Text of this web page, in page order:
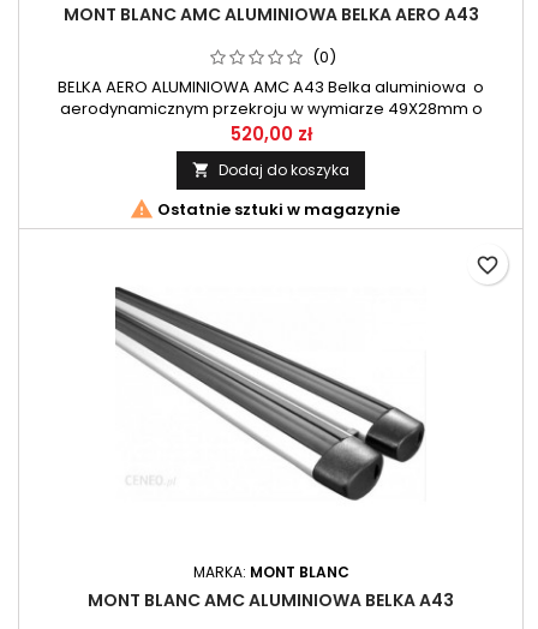
MONT BLANC AMC ALUMINIOWA BELKA AERO A43
(0)
BELKA AERO ALUMINIOWA AMC A43 Belka aluminiowa o
aerodynamicznym przekroju w wymiarze 49X28mm o
długości 109cm. Zestaw belek przeznaczony do systemu AMC
firmy Mont Blanc.
520,00 zł
 Dodaj do koszyka
 Ostatnie sztuki w magazynie
MARKA: MONT BLANC
MONT BLANC AMC ALUMINIOWA BELKA A43
favorite_border